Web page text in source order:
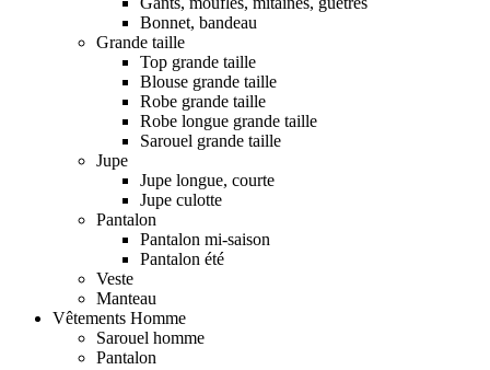
Bonnet, bandeau
Grande taille
Top grande taille
Blouse grande taille
Robe grande taille
Robe longue grande taille
Sarouel grande taille
Jupe
Jupe longue, courte
Jupe culotte
Pantalon
Pantalon mi-saison
Pantalon été
Veste
Manteau
Vêtements Homme
Sarouel homme
Pantalon